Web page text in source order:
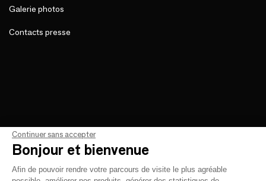
Galerie photos
Contacts presse
Continuer sans accepter
Bonjour et bienvenue
Afin de pouvoir rendre votre parcours de visite le plus agréable